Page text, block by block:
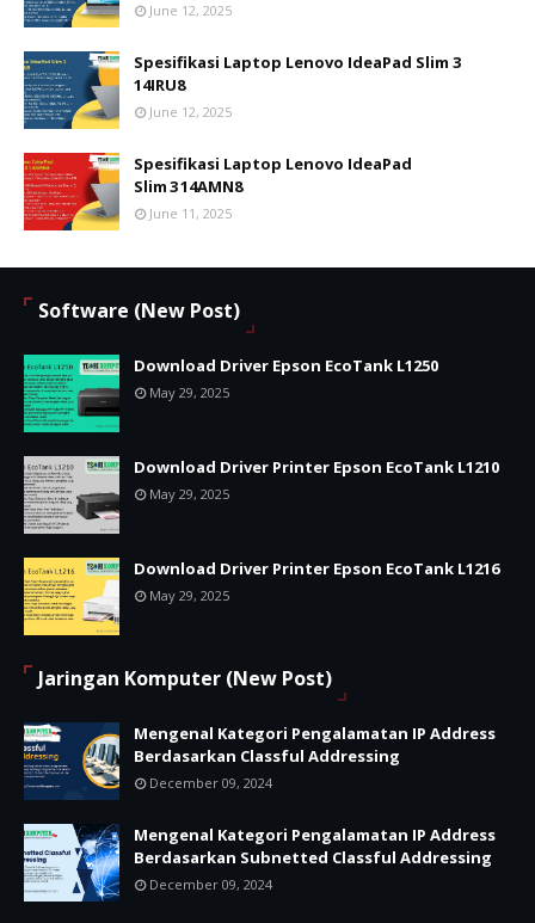
June 12, 2025
Spesifikasi Laptop Lenovo IdeaPad Slim 3
14IRU8
June 12, 2025
Spesifikasi Laptop Lenovo IdeaPad
Slim 3 14AMN8
June 11, 2025
Software (New Post)
Download Driver Epson EcoTank L1250
May 29, 2025
Download Driver Printer Epson EcoTank L1210
May 29, 2025
Download Driver Printer Epson EcoTank L1216
May 29, 2025
Jaringan Komputer (New Post)
Mengenal Kategori Pengalamatan IP Address
Berdasarkan Classful Addressing
December 09, 2024
Mengenal Kategori Pengalamatan IP Address
Berdasarkan Subnetted Classful Addressing
December 09, 2024